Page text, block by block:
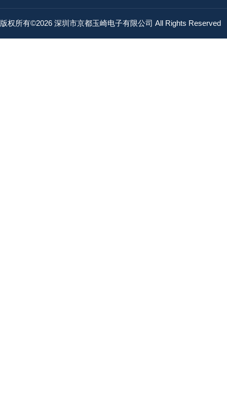
版权所有©2026 深圳市京都玉崎电子有限公司 All Rights Reserved